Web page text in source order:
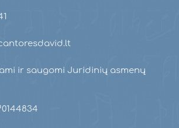
ir saugomi Juridinių asmenų